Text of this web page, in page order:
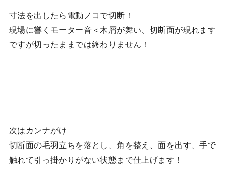
寸法を出したら電動ノコで切断！
現場に響くモーター音＜木屑が舞い、切断面が現れます
ですが切ったままでは終わりません！
次はカンナがけ
切断面の毛羽立ちを落とし、角を整え、面を出す、手で
触れて引っ掛かりがない状態まで仕上げます！